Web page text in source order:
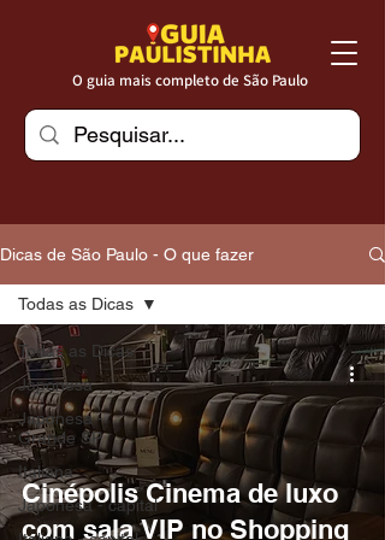
O guia mais completo de São Paulo
Dicas de São Paulo - O que fazer
Todas as Dicas
Japonesa
Japonesa -
Grande SP
Italiana
Japonesa - capital
Todas as Dicas
Cinépolis Cinema de luxo
com sala VIP no Shopping